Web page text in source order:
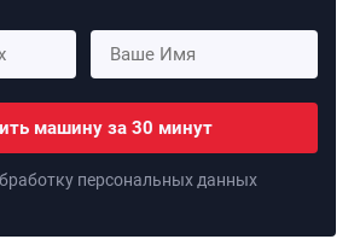
машину за 30 минут
персональных данных